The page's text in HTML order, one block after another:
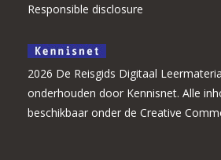
Responsible disclosure
2026 De Reisgids Digitaal
onderhouden door Kennisnet. Alle
beschikbaar onder de Creative